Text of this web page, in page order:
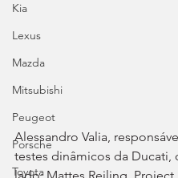
Kia
Lexus
Mazda
Mitsubishi
Peugeot
Porsche
Toyota
Alessandro Valia,
testes dinâmicos da Ducati,